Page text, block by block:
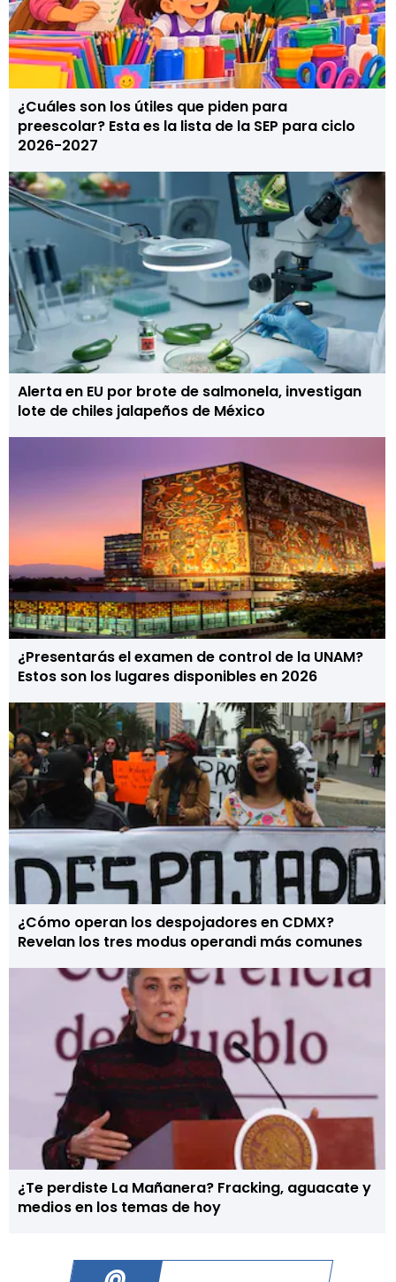
¿Cuáles son los útiles que piden para
preescolar? Esta es la lista de la SEP para ciclo
2026-2027
Alerta en EU por brote de salmonela, investigan
lote de chiles jalapeños de México
¿Presentarás el examen de control de la UNAM?
Estos son los lugares disponibles en 2026
¿Cómo operan los despojadores en CDMX?
Revelan los tres modus operandi más comunes
¿Te perdiste La Mañanera? Fracking, aguacate y
medios en los temas de hoy